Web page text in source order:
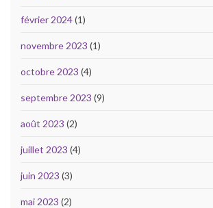
février 2024(1)
novembre 2023 (1)
octobre 2023 (4)
septembre 2023 (9)
août 2023 (2)
juillet 2023 (4)
juin 2023 (3)
mai 2023 (2)